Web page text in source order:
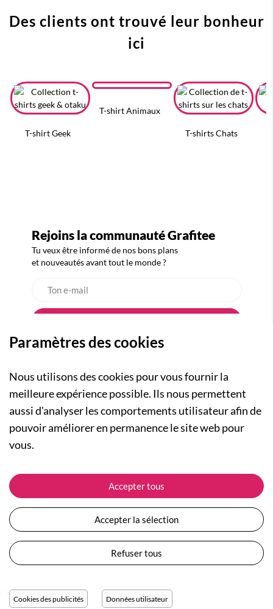
Des clients ont trouvé leur bonheur
ici
T-shirt Geek
T-shirt Animaux
T-shirts Chats
Rejoins la communauté Grafitee
Tu veux être informé de nos bons plans
et nouveautés avant tout le monde ?
A PROPOS
Qui sommes-nous ?
Actualités
Nos engagements
Plan du site
Devenir revendeur
NOS RUBRIQUES
Collection Femme
Collection Enfants
Les Totebags
Nos différents thèmes
ASSISTANCE
Suivre ma commande
Expédition et livraison
Retour et remboursement
Moyens de paiement
Questions / Réponses
Conditions générales de vente
Protection des données personnelles
Paramètres des cookies
Nous utilisons des cookies pour vous fournir la
meilleure expérience possible. Ils nous permettent
aussi d'analyser les comportements utilisateur afin de
pouvoir améliorer en permanence le site web pour
vous.
Accepter tous
Accepter la sélection
Refuser tous
Cookies des publicités Données utilisateur